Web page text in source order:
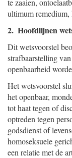
te zaaien,
ultimum remedium,
2. Hoofdlijnen
Dit wetsvoorstel
strafbaarstelling
openbaarheid
Het wetsvoorstel
het openbaar,
tot haat tegen of
optreden tegen
godsdienst of
homoseksuele
een relatie met de